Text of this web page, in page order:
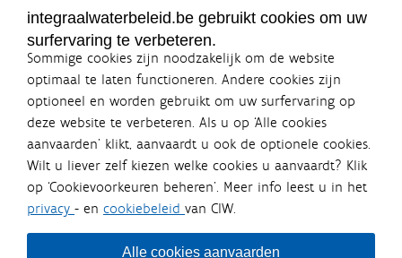
LOGIN VEREIST
integraalwaterbeleid.be gebruikt cookies om uw
surfervaring te verbeteren.
Sommige cookies zijn noodzakelijk om de website
optimaal te laten functioneren. Andere cookies zijn
optioneel en worden gebruikt om uw surfervaring op
deze website te verbeteren. Als u op ‘Alle cookies
aanvaarden’ klikt, aanvaardt u ook de optionele cookies.
Wilt u liever zelf kiezen welke cookies u aanvaardt? Klik
op ‘Cookievoorkeuren beheren’. Meer info leest u in het
privacy - en cookiebeleid van CIW.
Alle cookies aanvaarden
Integraalwaterbeleid.be is een
officiële website van de Vlaamse
overheid
uitgegeven door Coördinatiecommissie Integraal
Waterbeleid
De Coördinatiecommissie Integraal Waterbeleid (CIW) is een
bestuursniveaus die bij het waterbeleid betrokken zijn. Ook